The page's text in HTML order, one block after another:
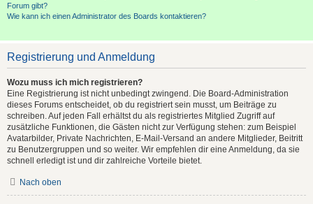
Forum gibt?
Wie kann ich einen Administrator des Boards kontaktieren?
Registrierung und Anmeldung
Wozu muss ich mich registrieren?
Eine Registrierung ist nicht unbedingt zwingend. Die Board-Administration
dieses Forums entscheidet, ob du registriert sein musst, um Beiträge zu
schreiben. Auf jeden Fall erhältst du als registriertes Mitglied Zugriff auf
zusätzliche Funktionen, die Gästen nicht zur Verfügung stehen: zum Beispiel
Avatarbilder, Private Nachrichten, E-Mail-Versand an andere Mitglieder, Beitritt
zu Benutzergruppen und so weiter. Wir empfehlen dir eine Anmeldung, da sie
schnell erledigt ist und dir zahlreiche Vorteile bietet.
Nach oben